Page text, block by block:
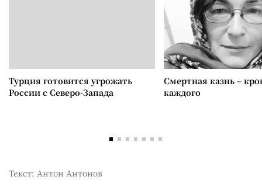
Турция готовится угрожать
России с Северо-Запада
Смертная казнь –
каждого
Текст: Антон Антонов